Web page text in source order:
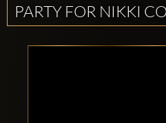
PARTY FOR NIKKI